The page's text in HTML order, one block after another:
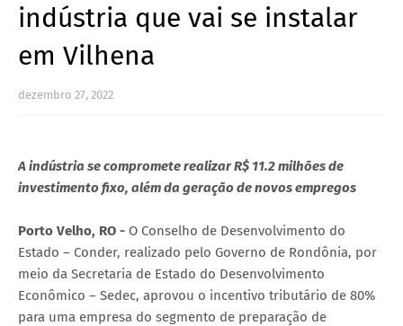
indústria que vai se instalar
em Vilhena
dezembro 27, 2022
A indústria se compromete realizar R$ 11.2 milhões de
investimento fixo, além da geração de novos empregos
Porto Velho, RO - O Conselho de Desenvolvimento do
Estado – Conder, realizado pelo Governo de Rondônia, por
meio da Secretaria de Estado do Desenvolvimento
Econômico – Sedec, aprovou o incentivo tributário de 80%
para uma empresa do segmento de preparação de